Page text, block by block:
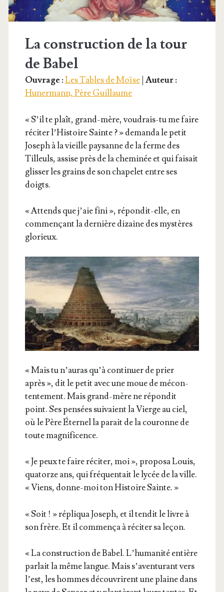
La construction de la tour
de Babel
Ouvrage :Les Tables de Moïse| Auteur :
Hunermann, Père Guillaume
« S’il te plaît, grand-mère, vou­drais-tu me faire
réci­ter l’His­toire Sainte ? » deman­da le petit
Joseph à la vieille pay­sanne de la ferme des
Tilleuls, assise près de la che­mi­née et qui fai­sait
glis­ser les grains de son cha­pe­let entre ses
doigts.
« Attends que j’aie fini », répon­dit-elle, en
com­men­çant la der­nière dizaine des mys­tères
glorieux.
« Mais tu n’au­ras qu’à conti­nuer de prier
après », dit le petit avec une moue de mécon­
ten­te­ment. Mais grand-mère ne répon­dit
point. Ses pen­sées sui­vaient la Vierge au ciel,
où le Père Éter­nel la parait de la cou­ronne de
toute magnificence.
« Je peux te faire réci­ter, moi », pro­po­sa Louis,
qua­torze ans, qui fré­quen­tait le lycée de la ville.
« Viens, donne-moi ton His­toire Sainte. »
« Soit ! » répli­qua Joseph, et il ten­dit le livre à
son frère. Et il com­men­ça à réci­ter sa leçon.
« La construc­tion de Babel. L’hu­ma­ni­té entière
par­lait la même langue. Mais s’a­ven­tu­rant vers
l’est, les hommes décou­vrirent une plaine dans